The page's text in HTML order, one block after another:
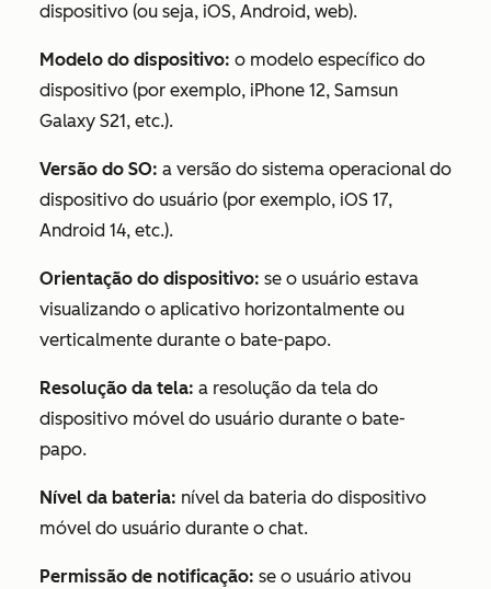
dispositivo (ou seja, iOS, Android, web).
Modelo do dispositivo: o modelo específico do
dispositivo (por exemplo, iPhone 12, Samsun
Galaxy S21, etc.).
Versão do SO: a versão do sistema operacional do
dispositivo do usuário (por exemplo, iOS 17,
Android 14, etc.).
Orientação do dispositivo: se o usuário estava
visualizando o aplicativo horizontalmente ou
verticalmente durante o bate-papo.
Resolução da tela: a resolução da tela do
dispositivo móvel do usuário durante o bate-
papo.
Nível da bateria: nível da bateria do dispositivo
móvel do usuário durante o chat.
Permissão de notificação: se o usuário ativou